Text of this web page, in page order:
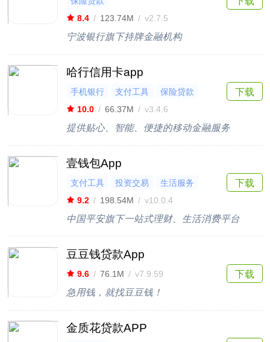
8.4 / 123.74M / v2.7.5
宁波银行旗下持牌金融机构
哈行信用卡app
手机银行 支付工具
保险贷款
10.0 / 66.37M / v3.4.6
提供贴心、智能、便捷的移动金融服务
下载
壹钱包App
支付工具 投资交易
生活服务
9.2 / 198.54M / v10.0.4
中国平安旗下一站式理财、生活消费平台
下载
豆豆钱贷款App
9.6 / 76.1M / v7.9.59
急用钱，就找豆豆钱！
下载
金质花贷款APP